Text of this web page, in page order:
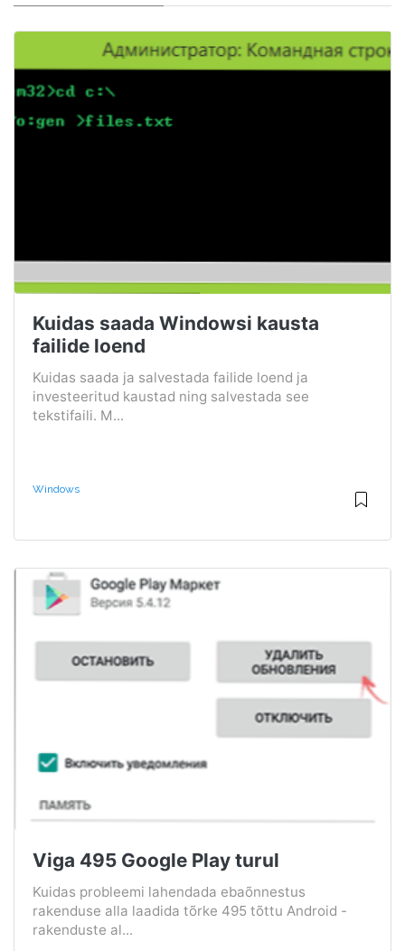
Kuidas saada Windowsi kausta
failide loend
Kuidas saada ja salvestada failide loend ja
investeeritud kaustad ning salvestada see
tekstifaili. M...
Windows
Viga 495 Google Play turul
Kuidas probleemi lahendada ebaõnnestus
rakenduse alla laadida tõrke 495 tõttu Android -
rakenduste al...